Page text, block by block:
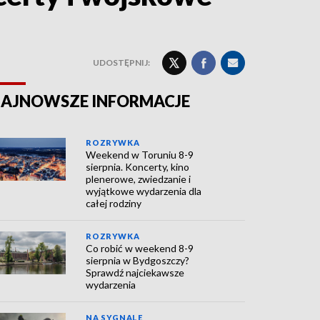
UDOSTĘPNIJ:
INFORMACJE
ROZRYWKA
Weekend w Toruniu 8-9
sierpnia. Koncerty, kino
plenerowe, zwiedzanie i
wyjątkowe wydarzenia dla
całej rodziny
ROZRYWKA
Co robić w weekend 8-9
sierpnia w Bydgoszczy?
Sprawdź najciekawsze
wydarzenia
NA SYGNALE